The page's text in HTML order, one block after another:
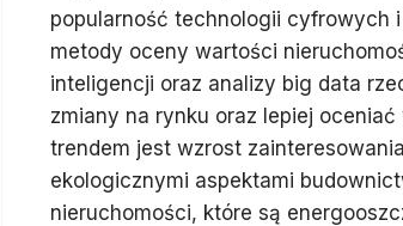
popularność technologii cyfrowych
metody oceny wartości
inteligencji oraz analizy big data
zmiany na rynku oraz lepiej
trendem jest wzrost
ekologicznymi aspektami
nieruchomości, które są